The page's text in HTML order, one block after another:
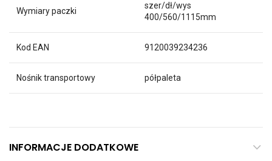
Wymiary paczki
szer/dł/wys
400/560/1115mm
Kod EAN 9120039234236
Nośnik transportowy półpaleta
INFORMACJE DODATKOWE